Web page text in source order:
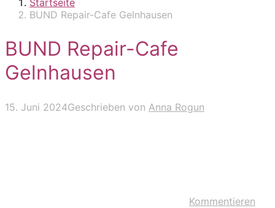
BUND Repair-Cafe Gelnhausen
BUND Repair-Cafe
Gelnhausen
15. Juni 2024Geschrieben von Anna Rogun
Kommentieren